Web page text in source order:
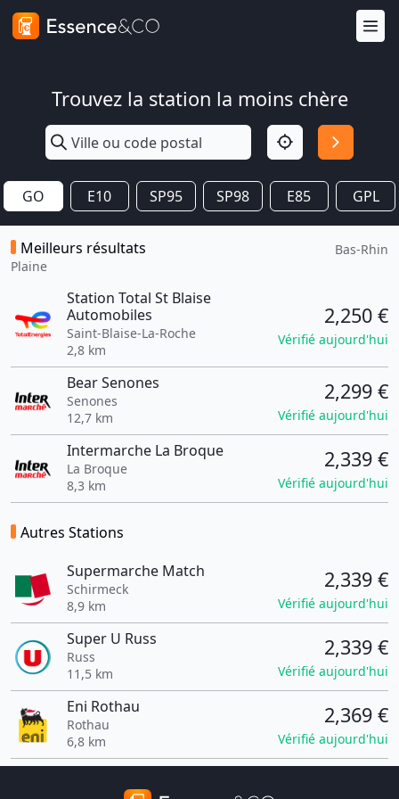
Trouvez la station la moins chère
GO E10 SP95 SP98 E85 GPL
Meilleurs résultats
Plaine
Bas-Rhin
Station Total St Blaise
Automobiles
Saint-Blaise-La-Roche
2,8 km
2,250 €
Vérifié aujourd'hui
Bear Senones
Senones
12,7 km
2,299 €
Vérifié aujourd'hui
Intermarche La Broque
La Broque
8,3 km
2,339 €
Vérifié aujourd'hui
Autres Stations
Supermarche Match
Schirmeck
8,9 km
2,339 €
Vérifié aujourd'hui
Super U Russ
Russ
11,5 km
2,339 €
Vérifié aujourd'hui
Eni Rothau
Rothau
6,8 km
2,369 €
Vérifié aujourd'hui